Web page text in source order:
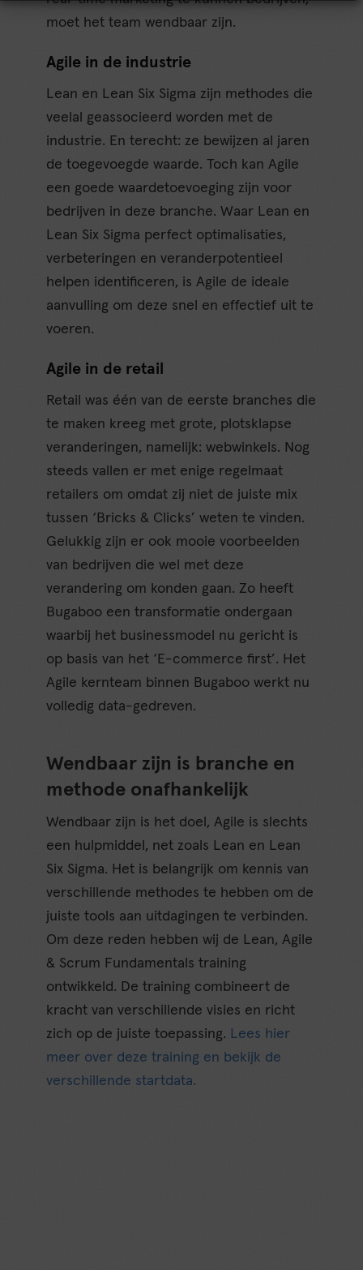
moet het team wendbaar zijn.
Agile in de industrie
Lean en Lean Six Sigma zijn methodes die
veelal geassocieerd worden met de
industrie. En terecht: ze bewijzen al jaren
de toegevoegde waarde. Toch kan Agile
een goede waardetoevoeging zijn voor
bedrijven in deze branche. Waar Lean en
Lean Six Sigma perfect optimalisaties,
verbeteringen en veranderpotentieel
helpen identificeren, is Agile de ideale
aanvulling om deze snel en effectief uit te
voeren.
Agile in de retail
Retail was één van de eerste branches die
te maken kreeg met grote, plotsklapse
veranderingen, namelijk: webwinkels. Nog
steeds vallen er met enige regelmaat
retailers om omdat zij niet de juiste mix
tussen ‘Bricks & Clicks’ weten te vinden.
Gelukkig zijn er ook mooie voorbeelden
van bedrijven die wel met deze
verandering om konden gaan. Zo heeft
Bugaboo een transformatie ondergaan
waarbij het businessmodel nu gericht is
op basis van het ‘E-commerce first’. Het
Agile kernteam binnen Bugaboo werkt nu
volledig data-gedreven.
Wendbaar zijn is branche en
methode onafhankelijk
Wendbaar zijn is het doel, Agile is slechts
een hulpmiddel, net zoals Lean en Lean
Six Sigma. Het is belangrijk om kennis van
verschillende methodes te hebben om de
juiste tools aan uitdagingen te verbinden.
Om deze reden hebben wij de Lean, Agile
& Scrum Fundamentals training
ontwikkeld. De training combineert de
kracht van verschillende visies en richt
zich op de juiste toepassing. Lees hier
meer over deze training en bekijk de
verschillende startdata.